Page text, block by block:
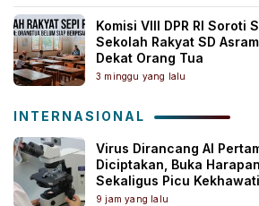
Komisi VIII DPR RI Soroti
Sekolah Rakyat SD
Dekat Orang Tua
3 minggu yang lalu
INTERNASIONAL
Virus Dirancang AI
Diciptakan, Buka
Sekaligus Picu
9 jam yang lalu